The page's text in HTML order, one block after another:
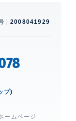
室内洗濯機置
ローゼット、 シ
ンロ3口、
ス、 駐車場複数
2008041929
プ)
ームページ